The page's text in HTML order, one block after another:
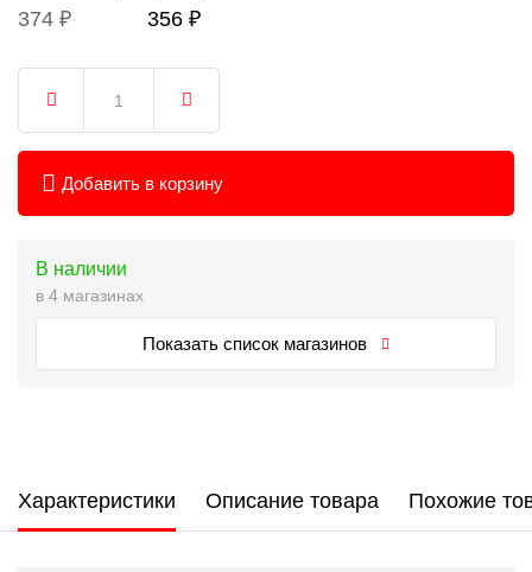
374 ₽ 356 ₽
Добавить в корзину
В наличии
в 4 магазинах
Показать список магазинов
Характеристики Описание товара Похожие